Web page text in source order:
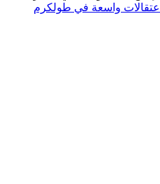
واسعة في طولكرم